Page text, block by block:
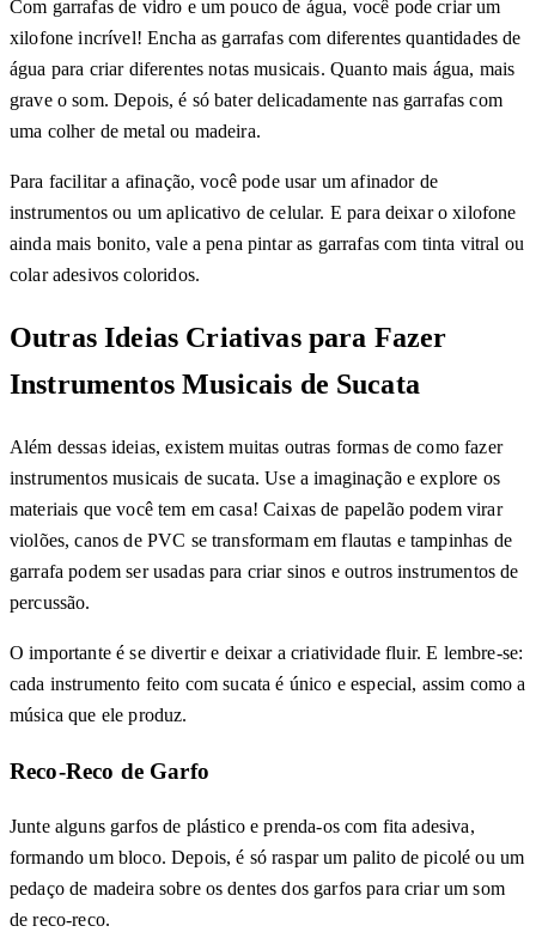
Com garrafas de vidro e um pouco de água, você pode criar um
xilofone incrível! Encha as garrafas com diferentes quantidades de
água para criar diferentes notas musicais. Quanto mais água, mais
grave o som. Depois, é só bater delicadamente nas garrafas com
uma colher de metal ou madeira.
Para facilitar a afinação, você pode usar um afinador de
instrumentos ou um aplicativo de celular. E para deixar o xilofone
ainda mais bonito, vale a pena pintar as garrafas com tinta vitral ou
colar adesivos coloridos.
Outras Ideias Criativas para Fazer
Instrumentos Musicais de Sucata
Além dessas ideias, existem muitas outras formas de como fazer
instrumentos musicais de sucata. Use a imaginação e explore os
materiais que você tem em casa! Caixas de papelão podem virar
violões, canos de PVC se transformam em flautas e tampinhas de
garrafa podem ser usadas para criar sinos e outros instrumentos de
percussão.
O importante é se divertir e deixar a criatividade fluir. E lembre-se:
cada instrumento feito com sucata é único e especial, assim como a
música que ele produz.
Reco-Reco de Garfo
Junte alguns garfos de plástico e prenda-os com fita adesiva,
formando um bloco. Depois, é só raspar um palito de picolé ou um
pedaço de madeira sobre os dentes dos garfos para criar um som
de reco-reco.